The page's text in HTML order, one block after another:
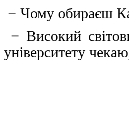
− Чому обираєш
− Високий
університету